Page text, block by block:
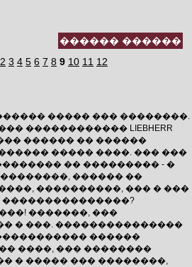
2 3 4 5 6 7 8 9 10 11 12
����� ��� ��������.
������������ LIEBHERR
������ �� ������
����� ����. ��� ���
�� ��������� - �
������ ��
����������, ��� � ���
���������������?
�������, ���
� ���. ���������������
������
����, ��� ��������
� ����� ��� ��������,